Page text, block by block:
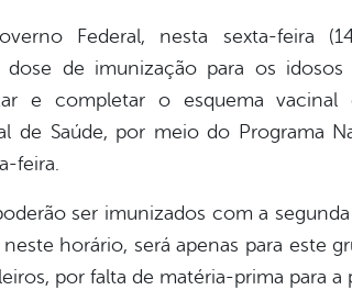
Federal, nesta sexta-feira
dose de imunização para os
e completar o esquema vacinal
de Saúde, por meio do Programa
feira.
ser imunizados com a
horário, será apenas para este
por falta de matéria-prima para